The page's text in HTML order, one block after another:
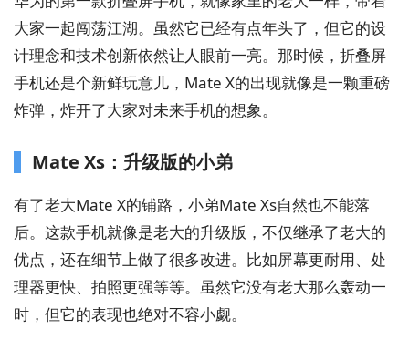
大家一起闯荡江湖。虽然它已经有点年头了，但它的设
计理念和技术创新依然让人眼前一亮。那时候，折叠屏
手机还是个新鲜玩意儿，Mate X的出现就像是一颗重磅
炸弹，炸开了大家对未来手机的想象。
Mate Xs：升级版的小弟
有了老大Mate X的铺路，小弟Mate Xs自然也不能落
后。这款手机就像是老大的升级版，不仅继承了老大的
优点，还在细节上做了很多改进。比如屏幕更耐用、处
理器更快、拍照更强等等。虽然它没有老大那么轰动一
时，但它的表现也绝对不容小觑。